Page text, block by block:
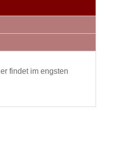
findet im engsten